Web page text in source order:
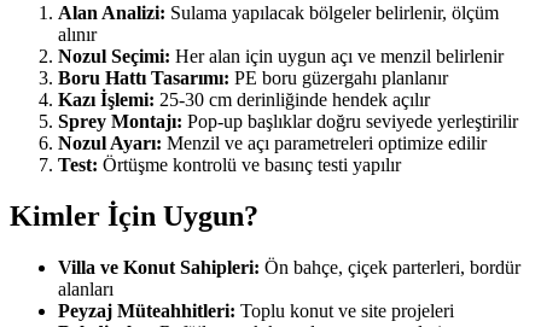
Alan Analizi: Sulama yapılacak bölgeler belirlenir, ölçüm
alınır
Nozul Seçimi: Her alan için uygun açı ve menzil belirlenir
Boru Hattı Tasarımı: PE boru güzergahı planlanır
Kazı İşlemi: 25-30 cm derinliğinde hendek açılır
Sprey Montajı: Pop-up başlıklar doğru seviyede yerleştirilir
Nozul Ayarı: Menzil ve açı parametreleri optimize edilir
Test: Örtüşme kontrolü ve basınç testi yapılır
Kimler İçin Uygun?
Villa ve Konut Sahipleri: Ön bahçe, çiçek parterleri, bordür
alanları
Peyzaj Müteahhitleri: Toplu konut ve site projeleri